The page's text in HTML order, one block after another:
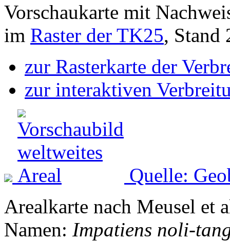
Vorschaukarte mit
im Raster der TK25, Stand
zur Rasterkarte der
zur interaktiven
Quelle:
Arealkarte nach Meusel et
Namen: Impatiens noli-